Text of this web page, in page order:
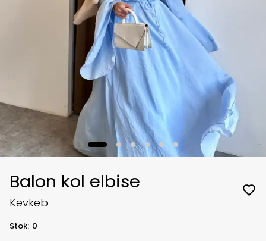
Balon kol elbise
Kevkeb
Stok: 0